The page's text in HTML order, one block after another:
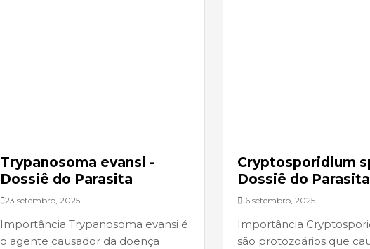
Trypanosoma evansi -
Dossiê do Parasita
23 setembro, 2025
Importância Trypanosoma evansi é
o agente causador da doença
Cryptosporidium
Dossiê do Parasita
16 setembro, 2025
Importância
são protozoários que